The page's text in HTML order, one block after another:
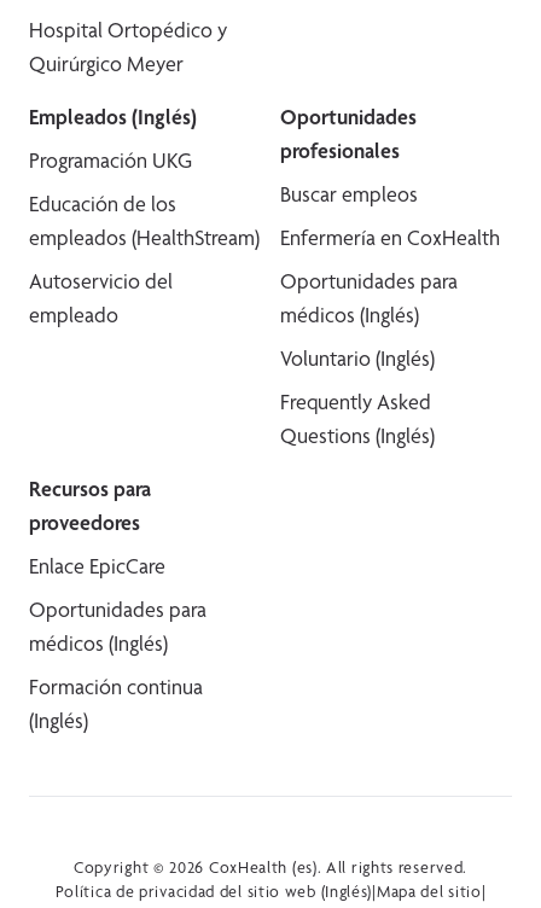
Hospital Ortopédico y
Quirúrgico Meyer
Empleados (Inglés)
Programación UKG
Educación de los
empleados (HealthStream)
Autoservicio del
empleado
Oportunidades
profesionales
Buscar empleos
Enfermería en CoxHealth
Oportunidades para
médicos (Inglés)
Voluntario (Inglés)
Frequently Asked
Questions (Inglés)
Recursos para
proveedores
Enlace EpicCare
Oportunidades para
médicos (Inglés)
Formación continua
(Inglés)
Copyright © 2026 CoxHealth (es). All rights reserved.
Política de privacidad del sitio web (Inglés)|Mapa del sitio|